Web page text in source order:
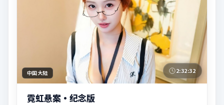
中国大陆 2:32:32
霓虹悬案·纪念版